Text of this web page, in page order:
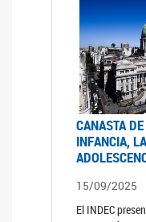
CANASTA
INFANCIA,
15/09/2025
El INDEC